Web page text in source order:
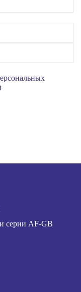
серии AF-GB